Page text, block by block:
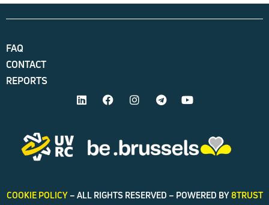
FAQ
CONTACT
REPORTS
COOKIE POLICY– ALL RIGHTS RESERVED – POWERED BY8TRUST